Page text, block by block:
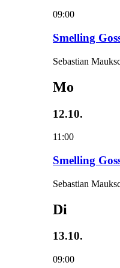
09:00
Smelling
Sebastian
Mo
12.10.
11:00
Smelling
Sebastian
Di
13.10.
09:00